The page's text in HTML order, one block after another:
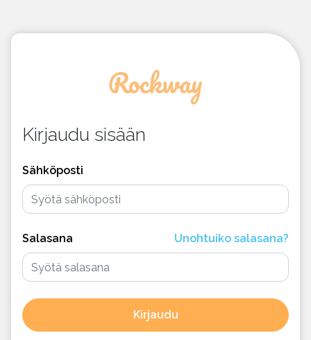
Kirjaudu sisään
Sähköposti
Salasana Unohtuiko salasana?
Kirjaudu